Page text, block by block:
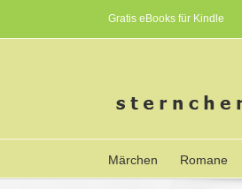
Gratis eBooks für Kindle
Märchen Romane